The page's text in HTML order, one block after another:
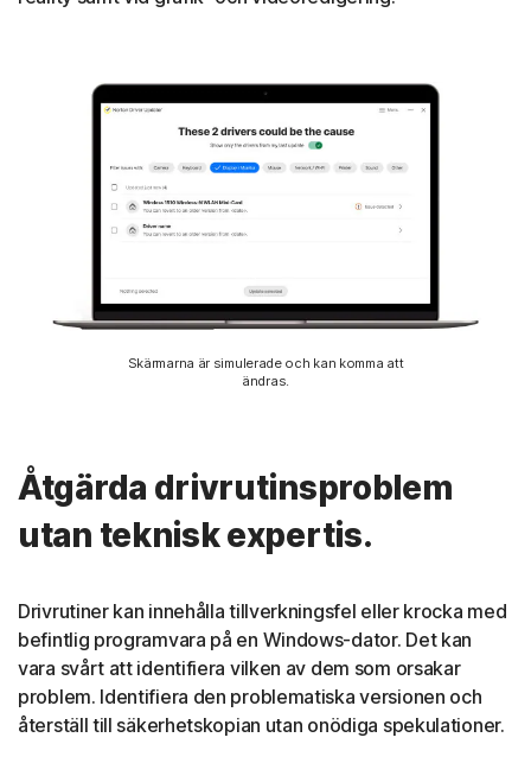
Skärmarna är simulerade och kan komma att
ändras.
Åtgärda drivrutinsproblem
utan teknisk expertis.
Drivrutiner kan innehålla tillverkningsfel eller krocka med
befintlig programvara på en Windows-dator. Det kan
vara svårt att identifiera vilken av dem som orsakar
problem. Identifiera den problematiska versionen och
återställ till säkerhetskopian utan onödiga spekulationer.